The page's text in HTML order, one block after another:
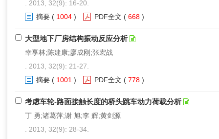
. 2013, 32(9): 16-20.
摘要 ( 1004 ) PDF全文 ( 668 )
大型地下厂房结构振动反应分析
幸享林;陈建康;廖成刚;张宏战
. 2013, 32(9): 21-27.
摘要 ( 1001 ) PDF全文 ( 778 )
考虑车轮-路面接触长度的桥头跳车动力荷载分析
丁 勇;诸葛萍;谢 旭;李 辉;黄剑源
. 2013, 32(9): 28-34.